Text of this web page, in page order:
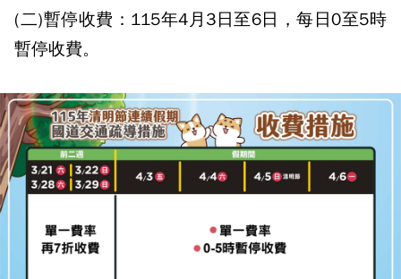
(二)暫停收費：115年4月3日至6日，每日0至5時
暫停收費。